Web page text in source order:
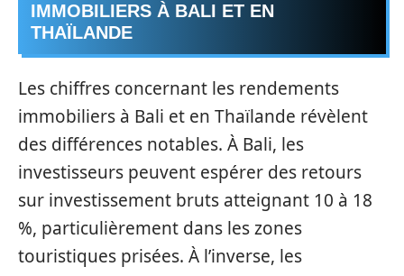
IMMOBILIERS À BALI ET EN
THAÏLANDE
Les chiffres concernant les rendements
immobiliers à Bali et en Thaïlande révèlent
des différences notables. À Bali, les
investisseurs peuvent espérer des retours
sur investissement bruts atteignant 10 à 18
%, particulièrement dans les zones
touristiques prisées. À l’inverse, les